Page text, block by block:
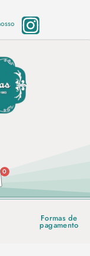
0
Formas de
pagamento